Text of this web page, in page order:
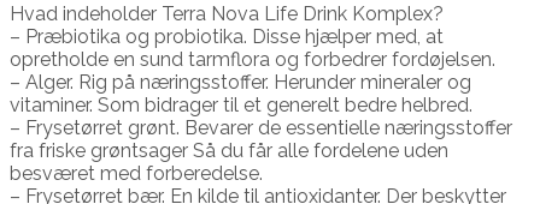
Hvad indeholder Terra Nova Life Drink Komplex?
– Præbiotika og probiotika. Disse hjælper med, at
opretholde en sund tarmflora og forbedrer fordøjelsen.
– Alger. Rig på næringsstoffer. Herunder mineraler og
vitaminer. Som bidrager til et generelt bedre helbred.
– Frysetørret grønt. Bevarer de essentielle næringsstoffer
fra friske grøntsager Så du får alle fordelene uden
besværet med forberedelse.
– Frysetørret bær. En kilde til antioxidanter. Der beskytter